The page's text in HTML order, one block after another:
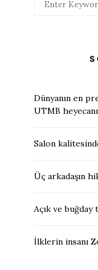
Dünyanın en
UTMB
Salon
Üç arkadaşın
Açık ve
İlklerin insanı